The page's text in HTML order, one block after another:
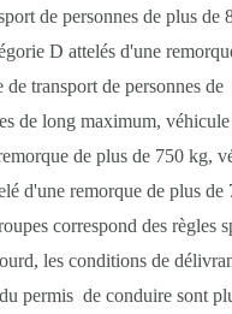
de personnes de plus de
D attelés d'une
transport de personnes de
de long maximum,
de plus de 750 kg,
d'une remorque de plus de
correspond des règles
les conditions de
permis de conduire sont